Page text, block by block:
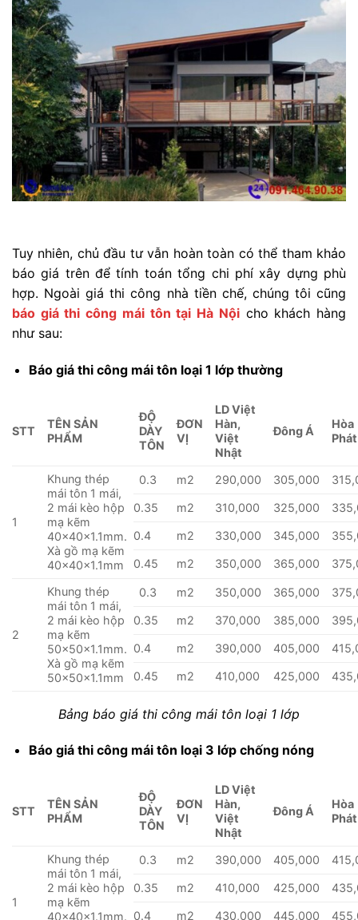
Tuy nhiên, chủ đầu tư vẫn hoàn toàn có thể tham khảo
báo giá trên để tính toán tổng chi phí xây dựng phù
hợp. Ngoài giá thi công nhà tiền chế, chúng tôi cũng
báo giá thi công mái tôn tại Hà Nộicho khách hàng
như sau:
Báo giá thi công mái tôn loại 1 lớp thường
STT
TÊN SẢN
PHẨM
ĐỘ
DÀY
TÔN
ĐƠN
VỊ
LD Việt
Hàn,
Việt
Nhật
Đông Á
Hòa
Phát
1
Khung thép
mái tôn 1 mái,
2 mái kèo hộp
mạ kẽm
40x40x1.1mm.
Xà gồ mạ kẽm
40x40x1.1mm
0.3 m2 290,000 305,000
0.35 m2 310,000 325,000
0.4 m2 330,000 345,000
0.45 m2 350,000 365,000
2
Khung thép
mái tôn 1 mái,
2 mái kèo hộp
mạ kẽm
50x50x1.1mm.
Xà gồ mạ kẽm
50x50x1.1mm
0.3 m2 350,000 365,000
0.35 m2 370,000 385,000
0.4 m2 390,000 405,000
0.45 m2 410,000 425,000
Bảng báo giá thi công mái tôn loại 1 lớp
Báo giá thi công mái tôn loại 3 lớp chống nóng
STT
TÊN SẢN
PHẨM
ĐỘ
DÀY
TÔN
ĐƠN
VỊ
LD Việt
Hàn,
Việt
Nhật
Đông Á
Hòa
Phát
1
Khung thép
mái tôn 1 mái,
2 mái kèo hộp
mạ kẽm
40x40x1.1mm.
0.3 m2 390,000 405,000
0.35 m2 410,000 425,000
0.4 m2 430,000 445,000